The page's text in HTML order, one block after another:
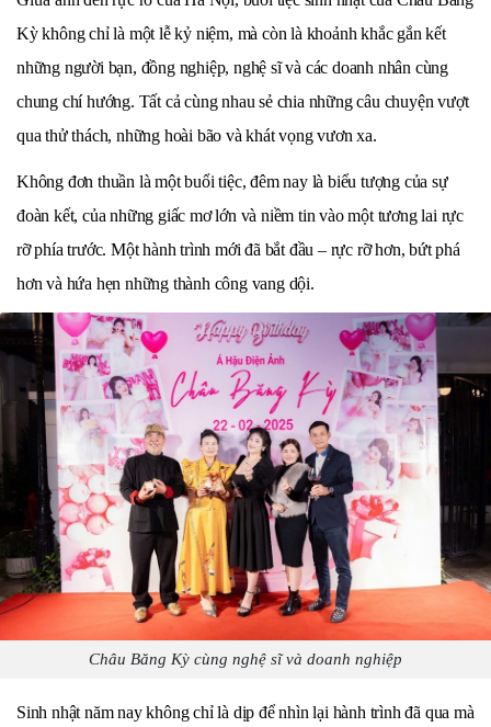
Kỳ không chỉ là một lễ kỷ niệm, mà còn là khoảnh khắc gắn kết
những người bạn, đồng nghiệp, nghệ sĩ và các doanh nhân cùng
chung chí hướng. Tất cả cùng nhau sẻ chia những câu chuyện vượt
qua thử thách, những hoài bão và khát vọng vươn xa.
Không đơn thuần là một buổi tiệc, đêm nay là biểu tượng của sự
đoàn kết, của những giấc mơ lớn và niềm tin vào một tương lai rực
rỡ phía trước. Một hành trình mới đã bắt đầu – rực rỡ hơn, bứt phá
hơn và hứa hẹn những thành công vang dội.
Châu Băng Kỳ cùng nghệ sĩ và doanh nghiệp
Sinh nhật năm nay không chỉ là dịp để nhìn lại hành trình đã qua mà